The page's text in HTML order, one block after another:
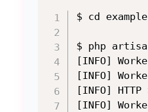
$ cd
$ php
[INFO]
[INFO]
[INFO]
[INFO]